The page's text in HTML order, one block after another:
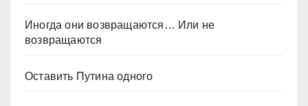
Иногда они возвращаются… Или не
возвращаются
Оставить Путина одного